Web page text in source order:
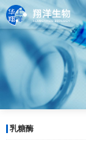
乳糖酶